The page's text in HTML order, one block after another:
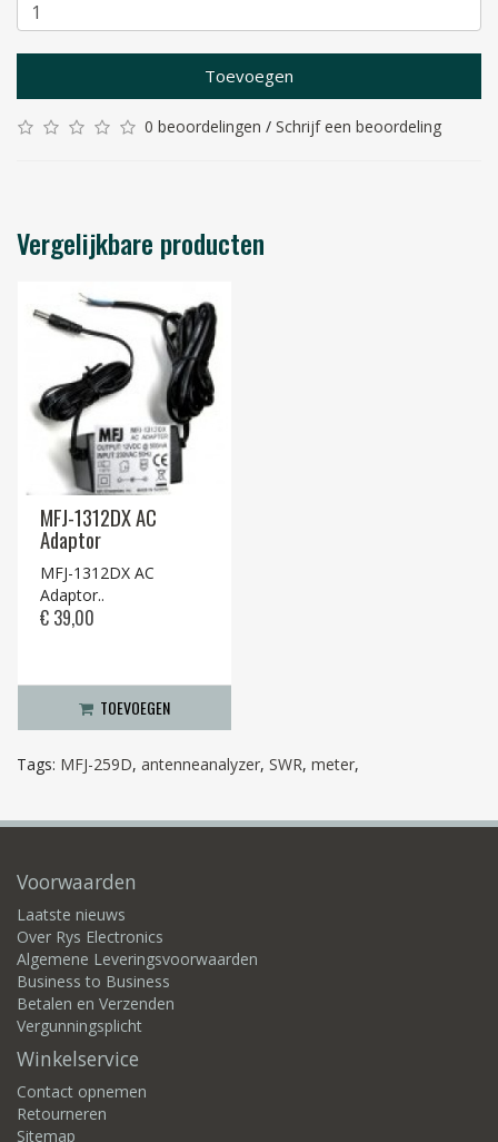
Toevoegen
0 beoordelingen / Schrijf een beoordeling
Vergelijkbare producten
MFJ-1312DX AC
Adaptor
MFJ-1312DX AC
Adaptor..
€ 39,00
TOEVOEGEN
Tags: MFJ-259D, antenneanalyzer, SWR, meter,
Voorwaarden
Laatste nieuws
Over Rys Electronics
Algemene Leveringsvoorwaarden
Business to Business
Betalen en Verzenden
Vergunningsplicht
Winkelservice
Contact opnemen
Retourneren
Sitemap